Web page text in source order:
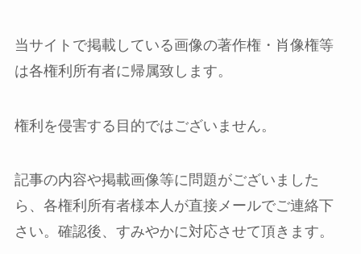
当サイトで掲載している画像の著作権・肖像権等
は各権利所有者に帰属致します。
権利を侵害する目的ではございません。
記事の内容や掲載画像等に問題がございました
ら、各権利所有者様本人が直接メールでご連絡下
さい。確認後、すみやかに対応させて頂きます。